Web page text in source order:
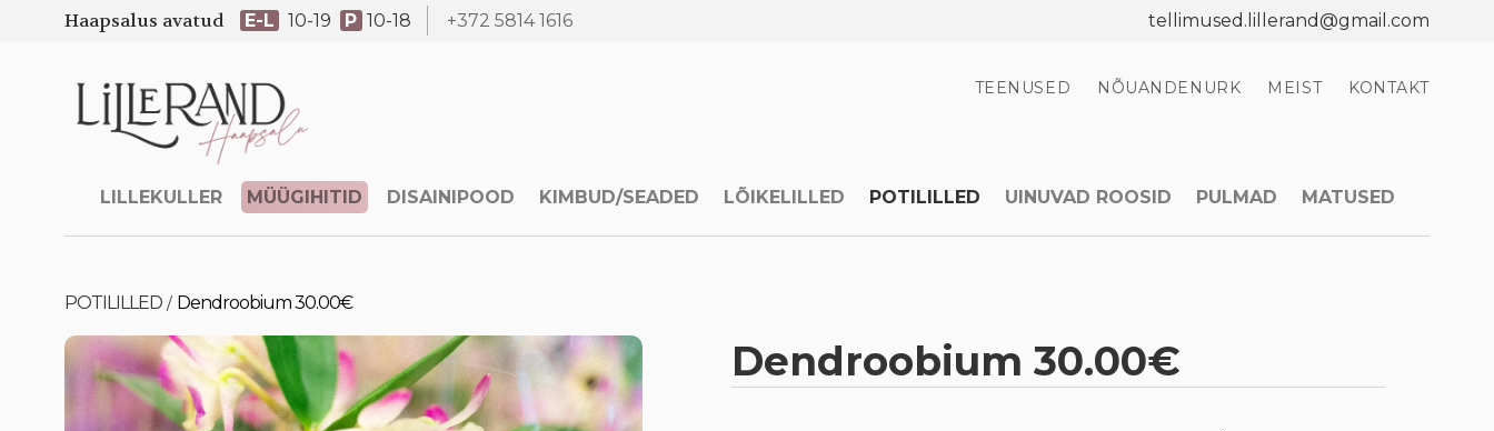
Haapsalus avatud E-L 10-19 P 10-18 +372 5814 1616 tellimused.lillerand@gmail.com
TEENUSED NÕUANDENURK MEIST KONTAKT
LILLEKULLER MÜÜGIHITID DISAINIPOOD KIMBUD/SEADED LÕIKELILLED POTILILLED UINUVAD ROOSID PULMAD MATUSED
POTILILLED / Dendroobium 30.00€
Dendroobium 30.00€